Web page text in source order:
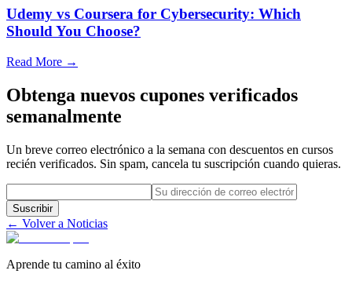
Udemy vs Coursera for Cybersecurity: Which
Should You Choose?
Read More →
Obtenga nuevos cupones verificados
semanalmente
Un breve correo electrónico a la semana con descuentos en cursos
recién verificados. Sin spam, cancela tu suscripción cuando quieras.
Suscribir
← Volver a Noticias
Aprende tu camino al éxito